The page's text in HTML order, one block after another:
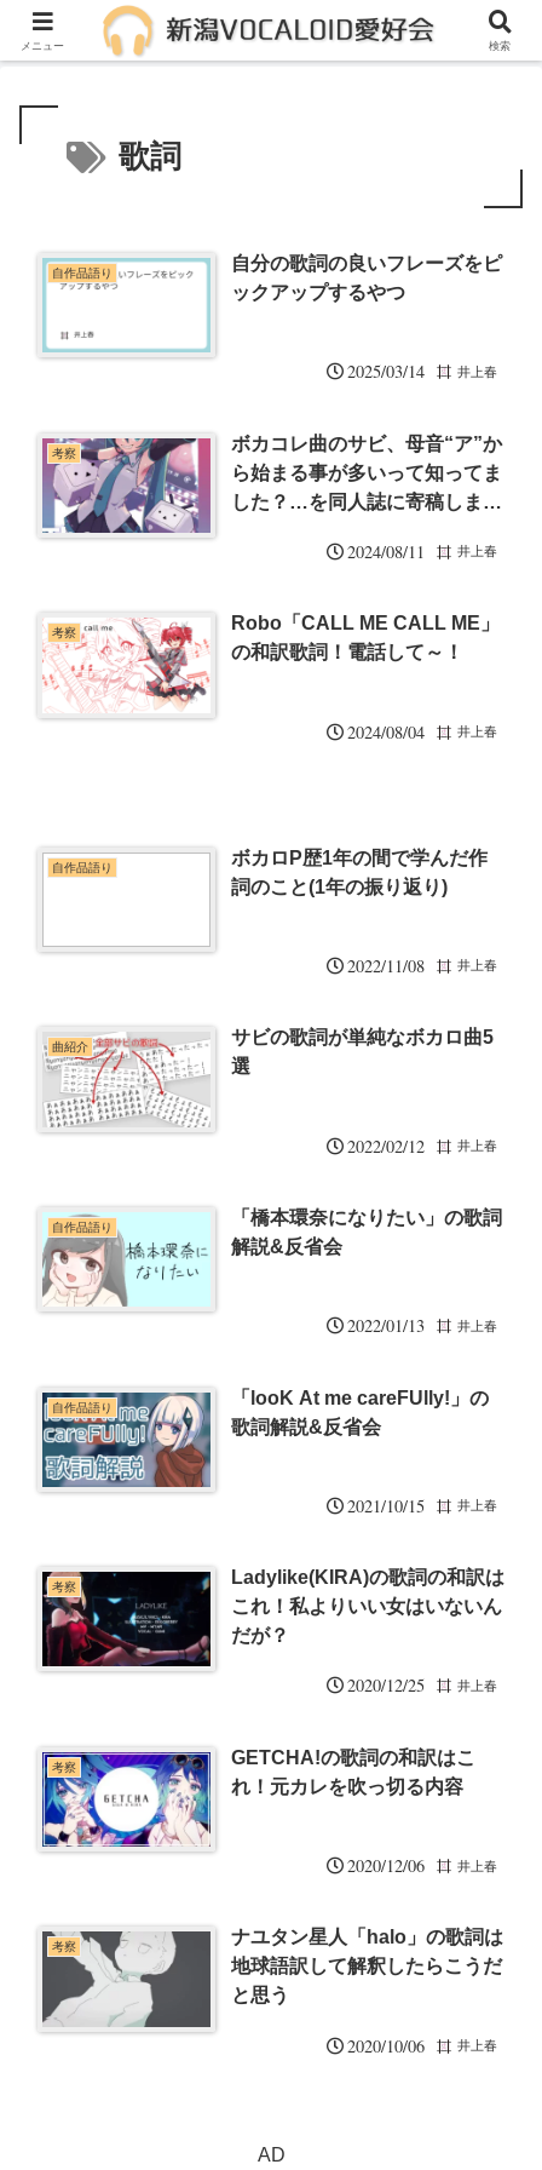
メンバー募集中！一緒に活動しませんか？
歌詞
自作品語り
自分の歌詞の良いフレーズをピ
ックアップするやつ
2025/03/14 井上春
考察
ボカコレ曲のサビ、母音“ア”か
ら始まる事が多いって知ってま
した？…を同人誌に寄稿しまし
2024/08/11 井上春
考察
Robo「CALL ME CALL ME」
の和訳歌詞！電話して～！
2024/08/04 井上春
自作品語り
ボカロP歴1年の間で学んだ作
詞のこと(1年の振り返り)
2022/11/08 井上春
曲紹介
サビの歌詞が単純なボカロ曲5
選
2022/02/12 井上春
自作品語り
「橋本環奈になりたい」の歌詞
解説&反省会
2022/01/13 井上春
自作品語り
「looK At me careFUlly!」の
歌詞解説&反省会
2021/10/15 井上春
考察
Ladylike(KIRA)の歌詞の和訳は
これ！私よりいい女はいないん
だが？
2020/12/25 井上春
考察
GETCHA!の歌詞の和訳はこ
れ！元カレを吹っ切る内容
2020/12/06 井上春
考察
ナユタン星人「halo」の歌詞は
地球語訳して解釈したらこうだ
と思う
2020/10/06 井上春
AD
メニュー 検索